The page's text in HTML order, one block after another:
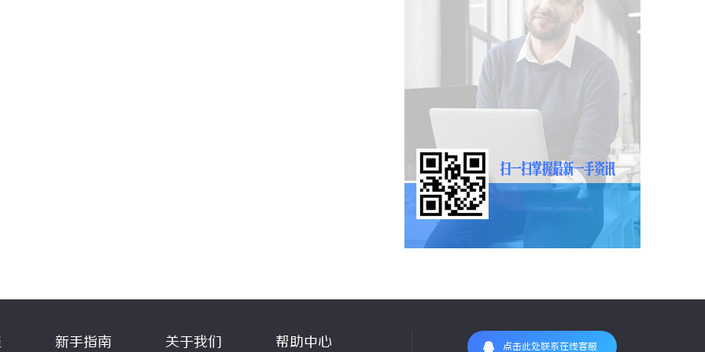
新手指南 关于我们 帮助中心 点击此处联系在线客服